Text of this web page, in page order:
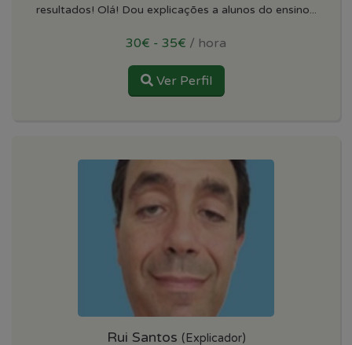
resultados! Olá! Dou explicações a alunos do ensino...
30€ - 35€ / hora
Ver Perfil
Rui Santos (Explicador)